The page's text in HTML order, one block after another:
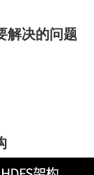
解决的问题